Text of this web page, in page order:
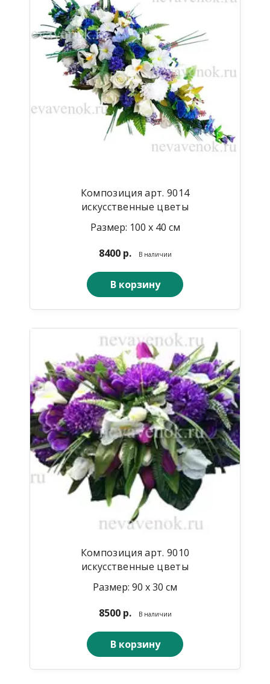
Композиция арт. 9014
искусственные цветы
Размер: 100 х 40 см
8400 р.
В наличии
В корзину
Композиция арт. 9010
искусственные цветы
Размер: 90 х 30 см
8500 р.
В наличии
В корзину